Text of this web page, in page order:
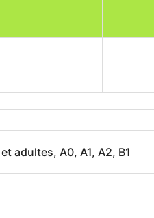
adultes, A0, A1, A2, B1